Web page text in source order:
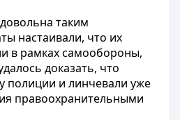
таким
настаивали, что их
в рамках самообороны,
доказать, что
полиции и линчевали уже
правоохранительными